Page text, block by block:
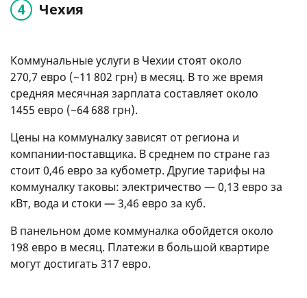
Чехия
Коммунальные услуги в Чехии стоят около
270,7 евро (~11 802 грн) в месяц. В то же время
средняя месячная зарплата составляет около
1455 евро (~64 688 грн).
Цены на коммуналку зависят от региона и
компании-поставщика. В среднем по стране газ
стоит 0,46 евро за кубометр. Другие тарифы на
коммуналку таковы: электричество — 0,13 евро за
кВт, вода и стоки — 3,46 евро за куб.
В панельном доме коммуналка обойдется около
198 евро в месяц. Платежи в большой квартире
могут достигать 317 евро.